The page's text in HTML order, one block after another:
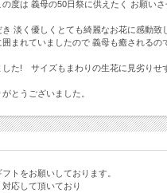
度は 義母の50日祭に供えたく お願いさ
淡く優しくとても綺麗なお花に感動致
まれていましたので 義母も癒されるの
した! サイズもまわりの生花に見劣りせ
とうございました。
トをお願いしております。
応して頂いており